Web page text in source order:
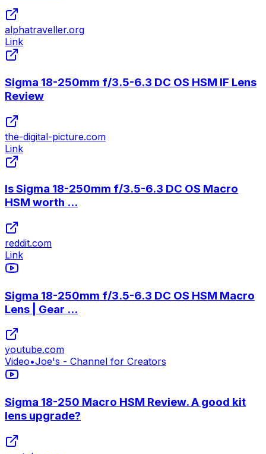
alphatraveller.org
Link
Sigma 18-250mm f/3.5-6.3 DC OS HSM IF Lens
Review
the-digital-picture.com
Link
Is Sigma 18-250mm f/3.5-6.3 DC OS Macro
HSM worth ...
reddit.com
Link
Sigma 18-250mm f/3.5-6.3 DC OS HSM Macro
Lens | Gear ...
youtube.com
Video•Joe's - Channel for Creators
Sigma 18-250 Macro HSM Review. A good kit
lens upgrade?